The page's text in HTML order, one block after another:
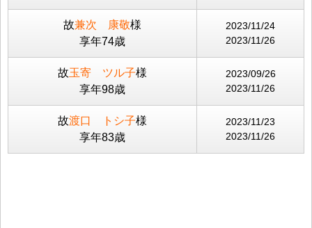
故兼次 康敬様
享年74歳
2023/11/24
2023/11/26
故玉寄 ツル子様
享年98歳
2023/09/26
2023/11/26
故渡口 トシ子様
享年83歳
2023/11/23
2023/11/26